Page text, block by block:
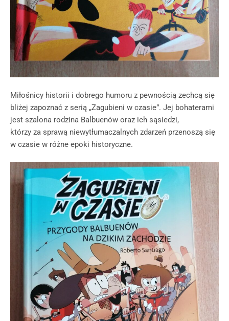
Miłośnicy historii i dobrego humoru z pewnością zechcą się
bliżej zapoznać z serią „Zagubieni w czasie”. Jej bohaterami
jest szalona rodzina Balbuenów oraz ich sąsiedzi,
którzy za sprawą niewytłumaczalnych zdarzeń przenoszą się
w czasie w różne epoki historyczne.